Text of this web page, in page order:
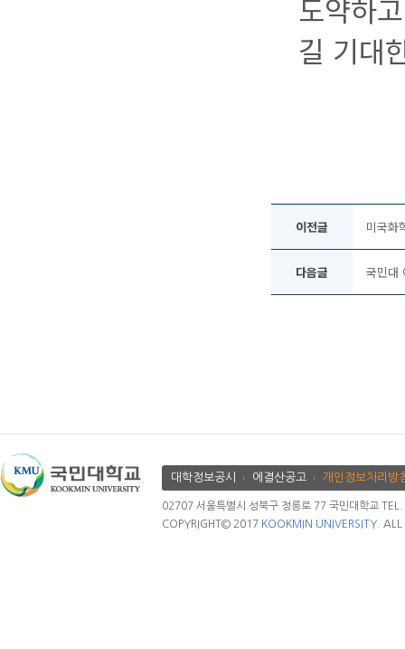
도약하
길 기대
이전글 미국화
다음글 국민대
대학정보공시 에결산공고 개인정보처리방
02707 서울특별시 성북구 정릉로 77 국민대학교
COPYRIGHT© 2017 KOOKMIN UNIVERSITY. ALL